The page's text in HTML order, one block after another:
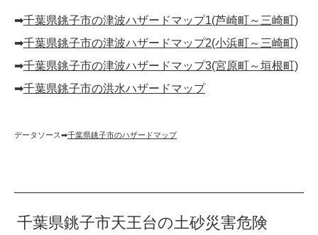
➡︎千葉県銚子市の津波ハザードマップ1(芦崎町～三崎町)
➡︎千葉県銚子市の津波ハザードマップ2(小浜町～三崎町)
➡︎千葉県銚子市の津波ハザードマップ3(宮原町～垣根町)
➡︎千葉県銚子市の洪水ハザードマップ
データソース➡︎千葉県銚子市のハザードマップ
千葉県銚子市天王台の土砂災害危険